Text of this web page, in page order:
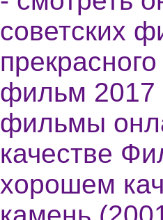
советских
фильм 2017
фильмы
качестве
хорошем